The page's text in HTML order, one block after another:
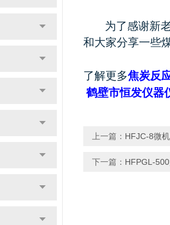
为了感谢新
和大家分享一些
了解更多焦炭反
鹤壁市恒发仪器
上一篇： HFJC-8微
下一篇： HFPGL-